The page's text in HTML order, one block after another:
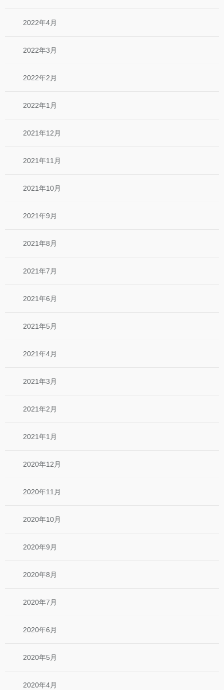
2022年4月
2022年3月
2022年2月
2022年1月
2021年12月
2021年11月
2021年10月
2021年9月
2021年8月
2021年7月
2021年6月
2021年5月
2021年4月
2021年3月
2021年2月
2021年1月
2020年12月
2020年11月
2020年10月
2020年9月
2020年8月
2020年7月
2020年6月
2020年5月
2020年4月